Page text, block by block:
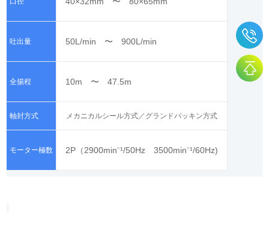
吐出量 50L/min 〜 900L/min
全揚程 10m 〜 47.5m
軸封方式 メカニカルシール方式／グランドパッキン方式
モーター極数 2P（2900min⁻¹/50Hz 3500min⁻¹/60Hz)